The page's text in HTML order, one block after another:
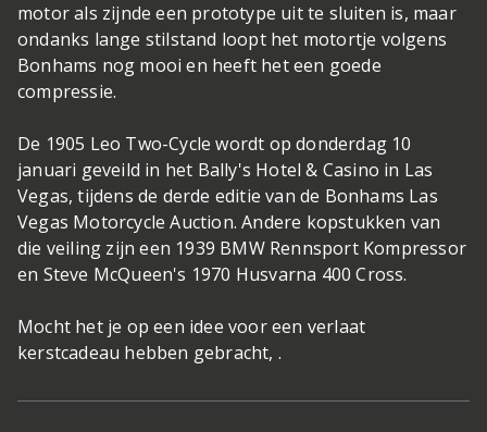
motor als zijnde een prototype uit te sluiten is, maar
ondanks lange stilstand loopt het motortje volgens
Bonhams nog mooi en heeft het een goede
compressie.
De 1905 Leo Two-Cycle wordt op donderdag 10
januari geveild in het Bally's Hotel & Casino in Las
Vegas, tijdens de derde editie van de Bonhams Las
Vegas Motorcycle Auction. Andere kopstukken van
die veiling zijn een 1939 BMW Rennsport Kompressor
en Steve McQueen's 1970 Husvarna 400 Cross.
Mocht het je op een idee voor een verlaat
kerstcadeau hebben gebracht, .